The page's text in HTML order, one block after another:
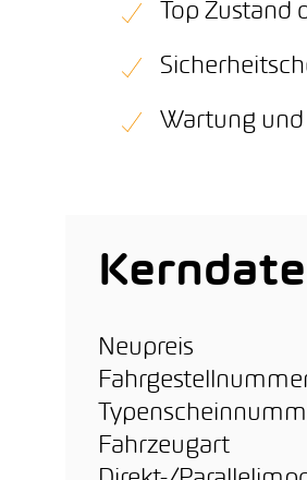
Top Zustand
Wartung
Neupreis
Fahrzeugart